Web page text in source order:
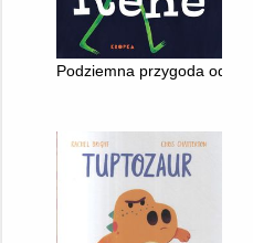
Podziemna przygoda